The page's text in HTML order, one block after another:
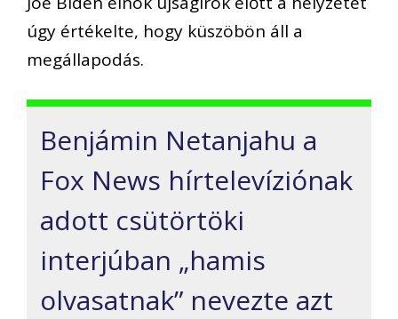
úgy értékelte, hogy küszöbön áll a
megállapodás.
Benjámin Netanjahu a
Fox News hírtelevíziónak
adott csütörtöki
interjúban „hamis
olvasatnak” nevezte azt